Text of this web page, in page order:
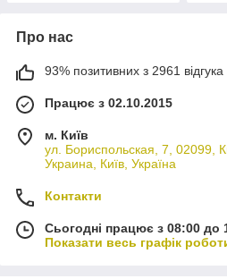
Про нас
93% позитивних з 2961 відгука
Працює з 02.10.2015
м. Київ
ул. Бориспольская, 7, 02099,
Украина, Київ, Україна
Контакти
Сьогодні працює з 08:00 до
Показати весь графік